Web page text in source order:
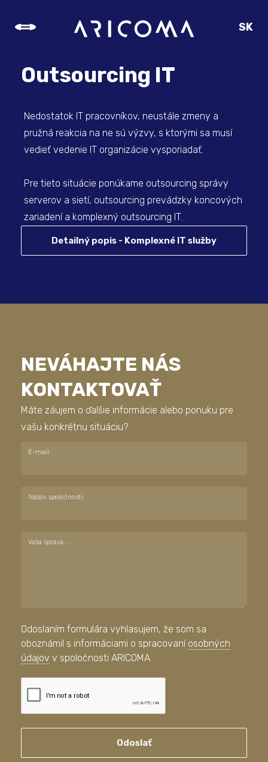
SK
Outsourcing IT
Nedostatok IT pracovníkov, neustále zmeny a
pružná reakcia na ne sú výzvy, s ktorými sa musí
vedieť vedenie IT organizácie vysporiadať.
Pre tieto situácie ponúkame outsourcing správy
serverov a sietí, outsourcing prevádzky koncových
zariadení a komplexný outsourcing IT.
Detailný popis - Komplexné IT služby
NEVÁHAJTE NÁS
KONTAKTOVAŤ
Máte záujem o ďalšie informácie alebo ponuku pre
vašu konkrétnu situáciu?
E-mail:
Názov spoločnosti:
Vaša správa...:
Odoslaním formulára vyhlasujem, že som sa
oboznámil s informáciami o spracovaní osobných
údajov v spoločnosti ARICOMA.
Odoslať